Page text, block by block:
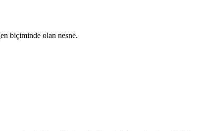
biçiminde olan nesne.